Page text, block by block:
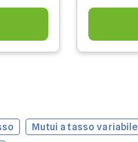
Mutui a tasso variabile